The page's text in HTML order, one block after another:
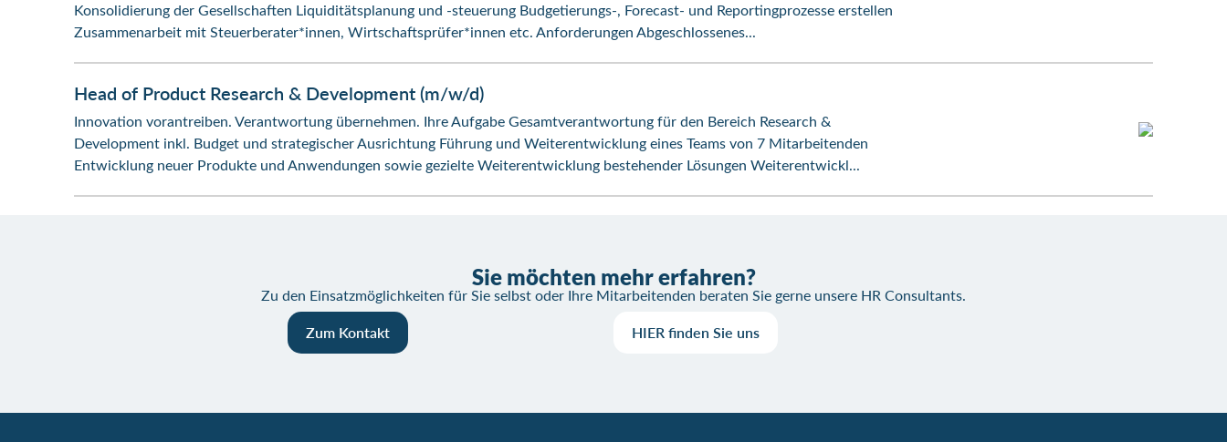
Konsolidierung der Gesellschaften Liquiditätsplanung und -steuerung Budgetierungs-, Forecast- und Reportingprozesse erstellen
Zusammenarbeit mit Steuerberater*innen, Wirtschaftsprüfer*innen etc. Anforderungen Abgeschlossenes...
Head of Product Research & Development (m/w/d)
Innovation vorantreiben. Verantwortung übernehmen. Ihre Aufgabe Gesamtverantwortung für den Bereich Research &
Development inkl. Budget und strategischer Ausrichtung Führung und Weiterentwicklung eines Teams von 7 Mitarbeitenden
Entwicklung neuer Produkte und Anwendungen sowie gezielte Weiterentwicklung bestehender Lösungen Weiterentwickl...
Sie möchten mehr erfahren?
Zu den Einsatzmöglichkeiten für Sie selbst oder Ihre Mitarbeitenden beraten Sie gerne unsere HR Consultants.
Zum Kontakt HIER finden Sie uns